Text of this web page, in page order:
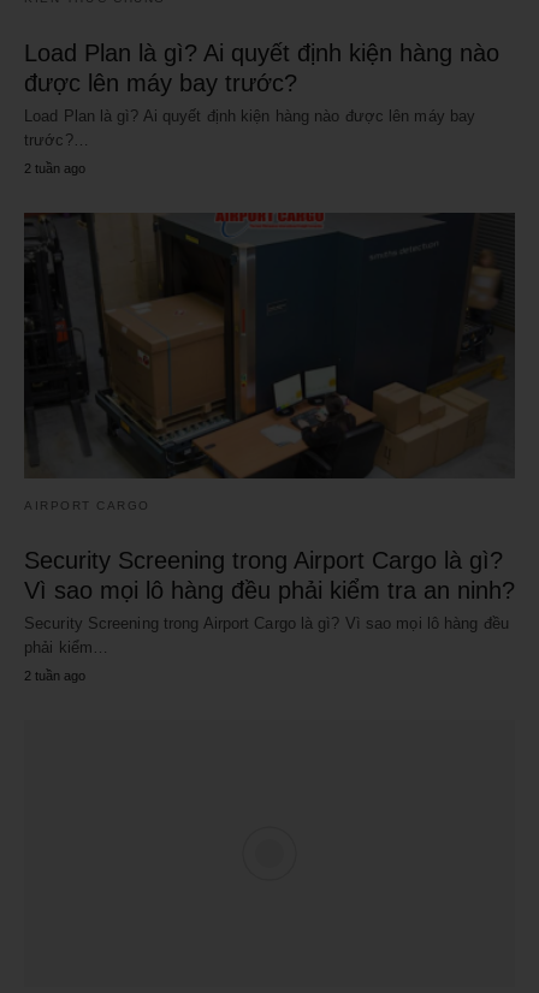
Load Plan là gì? Ai quyết định kiện hàng nào
được lên máy bay trước?
Load Plan là gì? Ai quyết định kiện hàng nào được lên máy bay
trước?…
2 tuần ago
AIRPORT CARGO
Security Screening trong Airport Cargo là gì?
Vì sao mọi lô hàng đều phải kiểm tra an ninh?
Security Screening trong Airport Cargo là gì? Vì sao mọi lô hàng đều
phải kiểm…
2 tuần ago